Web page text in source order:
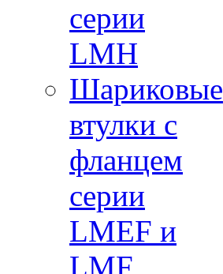
серии
LMH
Шариковые
втулки с
фланцем
серии
LMEF и
LMF